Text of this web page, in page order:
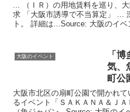
... （ＩＲ）の用地賃料を巡り、
求 「大阪市誘導で不当算定」 ...
ト。 詳細は...Source: 大阪のイベ
大阪のイベント
「
気、
町公
ース
大阪市北区の扇町公園で開かれ
るイベント「ＳＡＫＡＮＡ＆Ｊ